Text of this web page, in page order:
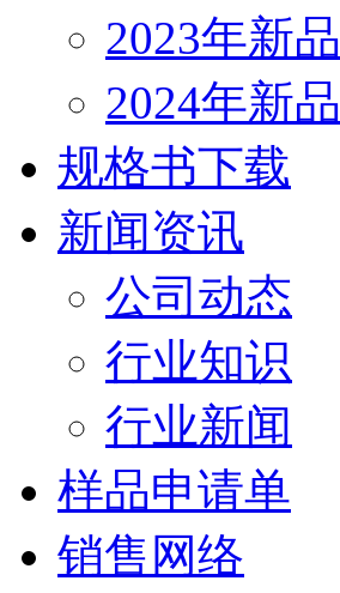
2023年新品
2024年新品
规格书下载
新闻资讯
公司动态
行业知识
行业新闻
样品申请单
销售网络